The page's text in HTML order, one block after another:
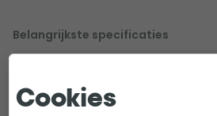
nodig, bijvoorbeeld tijdens het
Sterk ontwerp met
Belangrijkste specificaties
Max.
Cookies